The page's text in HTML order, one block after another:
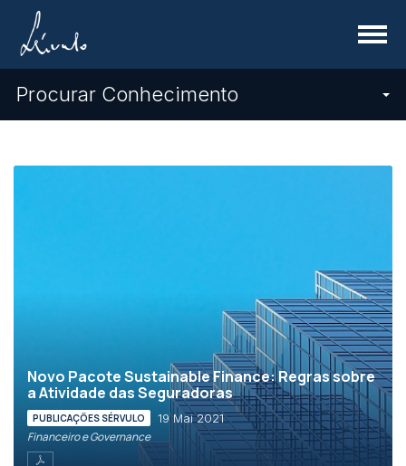
Menu
Procurar Conhecimento
Novo Pacote Sustainable Finance: Regras sobre
a Atividade das Seguradoras
PUBLICAÇÕES SÉRVULO 19 Mai 2021
Financeiro e Governance